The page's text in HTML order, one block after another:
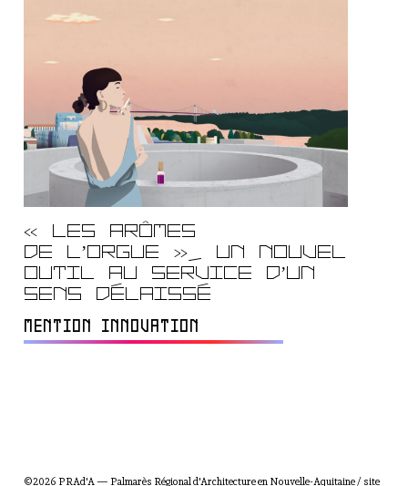
« Les Arômes
de l’Orgue », un nouvel
outil au service d’un
sens délaissé
MENTION INNOVATION
©2026 PRAd'A — Palmarès Régional d'Architecture en Nouvelle-Aquitaine / site